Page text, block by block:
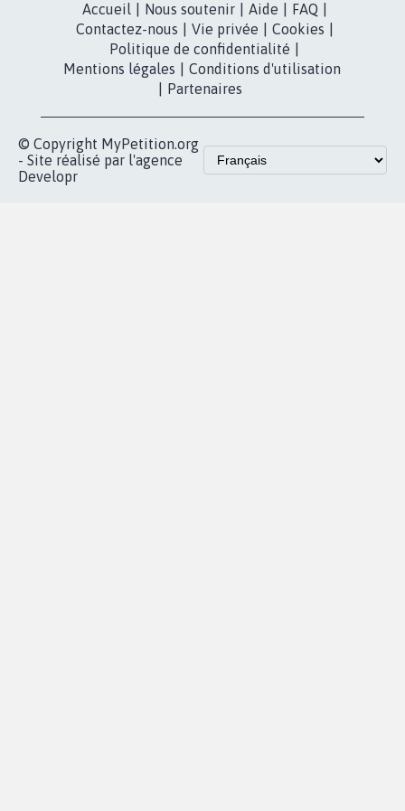
Accueil Nous soutenir Aide FAQ
Contactez-nous
Vie privée Cookies
Politique de confidentialité
Mentions légales
Conditions d'utilisation
Partenaires
© Copyright MyPetition.org
- Site réalisé par l'agence
Developr